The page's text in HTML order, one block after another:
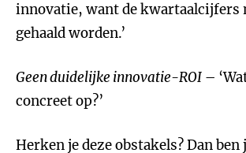
innovatie, want de kwartaalcijfers
gehaald worden.’
Geen duidelijke innovatie-ROI –
concreet op?’
Herken je deze obstakels? Dan ben